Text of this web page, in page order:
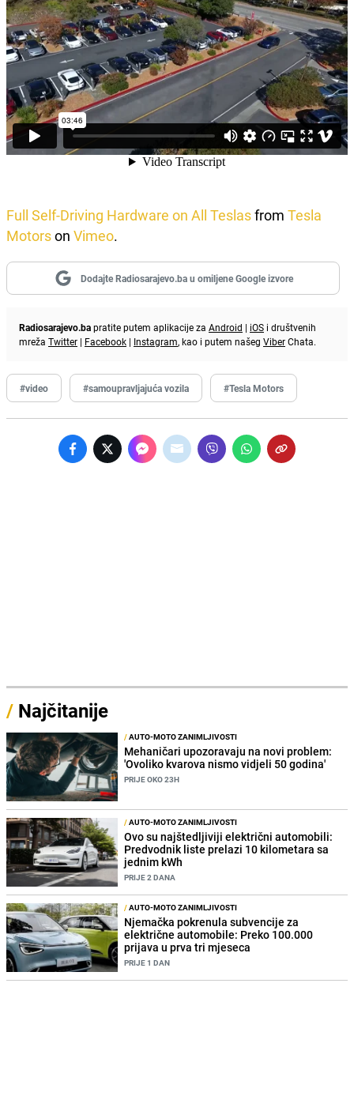
Full Self-Driving Hardware on All Teslasfrom Tesla
Motorson Vimeo.
Dodajte Radiosarajevo.ba u omiljene Google izvore
Radiosarajevo.bapratite putem aplikacije za Android | iOS i društvenih
mreža Twitter | Facebook | Instagram, kao i putem našeg ViberChata.
#video #samoupravljajuća vozila #Tesla Motors
/ Najčitanije
/AUTO-MOTO ZANIMLJIVOSTI
Mehaničari upozoravaju na novi problem:
'Ovoliko kvarova nismo vidjeli 50 godina'
PRIJE OKO 23H
/AUTO-MOTO ZANIMLJIVOSTI
Ovo su najštedljiviji električni automobili:
Predvodnik liste prelazi 10 kilometara sa
jednim kWh
PRIJE 2 DANA
/AUTO-MOTO ZANIMLJIVOSTI
Njemačka pokrenula subvencije za
električne automobile: Preko 100.000
prijava u prva tri mjeseca
PRIJE 1 DAN